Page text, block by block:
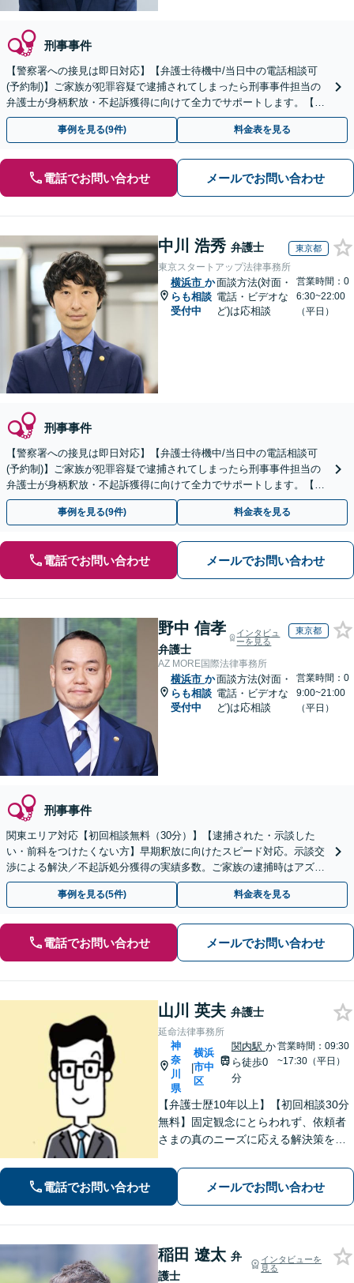
刑事事件
【警察署への接見は即日対応】【弁護士待機中/当日中の電話相談可
(予約制)】ご家族が犯罪容疑で逮捕されてしまったら刑事事件担当の
弁護士が身柄釈放・不起訴獲得に向けて全力でサポートします。【毎
月100名以上の相談実績】【関東エリア全域対応】
事例を見る(9件) 料金表を見る
電話でお問い合わせ メールでお問い合わせ
中川 浩秀 弁護士 東京都
東京スタートアップ法律事務所
横浜市 か
らも相談
受付中
面談方法(対面・
電話・ビデオな
ど)は応相談
営業時間：0
6:30~22:00
（平日）
刑事事件
【警察署への接見は即日対応】【弁護士待機中/当日中の電話相談可
(予約制)】ご家族が犯罪容疑で逮捕されてしまったら刑事事件担当の
弁護士が身柄釈放・不起訴獲得に向けて全力でサポートします。【毎
月100名以上の相談実績】【全国対応】
事例を見る(9件) 料金表を見る
電話でお問い合わせ メールでお問い合わせ
野中 信孝
弁護士
インタビュ
ーを見る
東京都
AZ MORE国際法律事務所
横浜市 か
らも相談
受付中
面談方法(対面・
電話・ビデオな
ど)は応相談
営業時間：0
9:00~21:00
（平日）
刑事事件
関東エリア対応【初回相談無料（30分）】【逮捕された・示談した
い・前科をつけたくない方】早期釈放に向けたスピード対応。示談交
渉による解決／不起訴処分獲得の実績多数。ご家族の逮捕時はアズモ
アにすぐご連絡を！【中国語対応可】
事例を見る(5件) 料金表を見る
電話でお問い合わせ メールでお問い合わせ
山川 英夫 弁護士
延命法律事務所
神
奈
川
県
|
横浜
市中
区
関内駅 か
ら徒歩0
分
営業時間：09:30
~17:30（平日）
【弁護士歴10年以上】【初回相談30分
無料】固定観念にとらわれず、依頼者
さまの真のニーズに応える解決策を導
士業との連携で不動産トラブルや相続
問題にワンストップの対応も可能【WE
B面談対応】【関内駅3分】
電話でお問い合わせ メールでお問い合わせ
稲田 遼太 弁
護士
インタビューを
見る